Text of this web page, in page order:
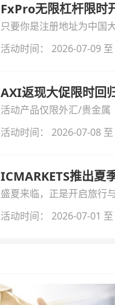
FxPro无限杠杆限时
只要你是注册地址为中国
自动解锁无限倍杠杆福利
活动时间： 2026-07-09
AXI返现大促限时回
活动产品仅限外汇/贵金属
活动时间： 2026-07-08
ICMARKETS推出夏
盛夏来临，正是开启旅行
金即可参与！
活动时间： 2026-07-01